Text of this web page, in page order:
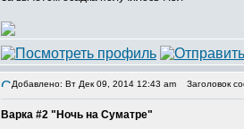
Добавлено: Вт Дек 09, 2014 12:43 am Заголовок
Варка #2 "Ночь на Суматре"